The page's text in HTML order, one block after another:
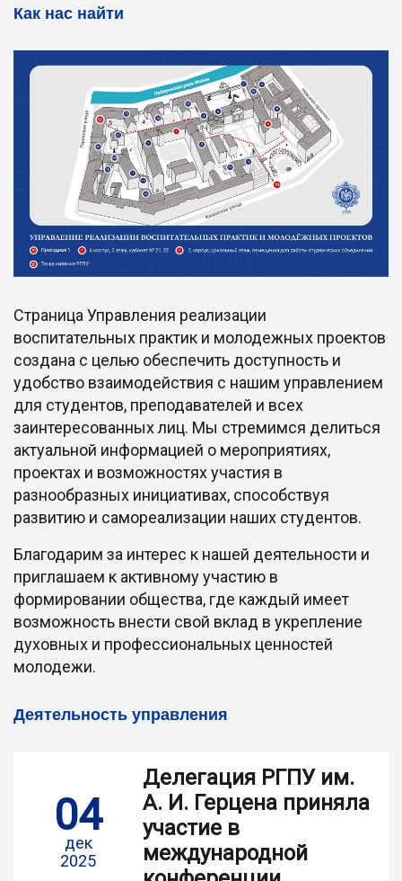
Как нас найти
Страница Управления реализации
воспитательных практик и молодежных проектов
создана с целью обеспечить доступность и
удобство взаимодействия с нашим управлением
для студентов, преподавателей и всех
заинтересованных лиц. Мы стремимся делиться
актуальной информацией о мероприятиях,
проектах и возможностях участия в
разнообразных инициативах, способствуя
развитию и самореализации наших студентов.
Благодарим за интерес к нашей деятельности и
приглашаем к активному участию в
формировании общества, где каждый имеет
возможность внести свой вклад в укрепление
духовных и профессиональных ценностей
молодежи.
Деятельность управления
04
дек
2025
Делегация РГПУ им.
А. И. Герцена приняла
участие в
международной